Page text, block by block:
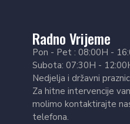
Radno Vrijeme
Pon - Pet : 08:00H -
Subota: 07:30H -
Nedjelja i državni
Za hitne intervencije
molimo kontaktirajte
telefona.